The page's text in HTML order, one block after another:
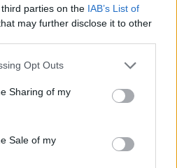
parties on the IAB’s List of
may further disclose it to other
app uses one or more Google
behaviour. You may click to
and its third-party tags to
purposes in below Google
Opt Outs
Sharing of my
Sale of my